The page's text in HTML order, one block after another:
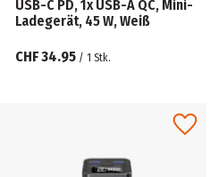
USB-C PD, 1x USB-A QC, Mini-
Ladegerät, 45 W, Weiß
CHF 34.95 / 1 Stk.